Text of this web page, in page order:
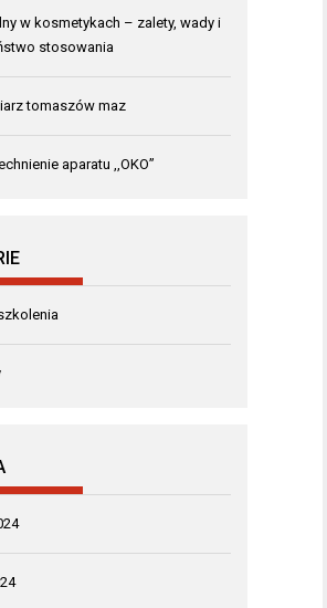
w kosmetykach – zalety, wady i
stosowania
tomaszów maz
aparatu ,,OKO”